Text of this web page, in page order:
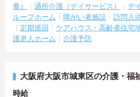
養）
通所介護（デイサービス） デ
ループホーム
障がい者施設 訪問入
定期巡回
ケアハウス・高齢者住宅
護老人ホーム
介護予防
大阪府大阪市城東区の介護・福
時給